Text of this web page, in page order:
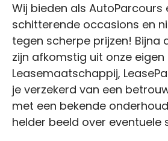
Wij bieden als AutoParcours
schitterende occasions en
tegen scherpe prijzen! Bijna
zijn afkomstig uit onze eigen
Leasemaatschappij,
je verzekerd van een
met een bekende
helder beeld over eventuele